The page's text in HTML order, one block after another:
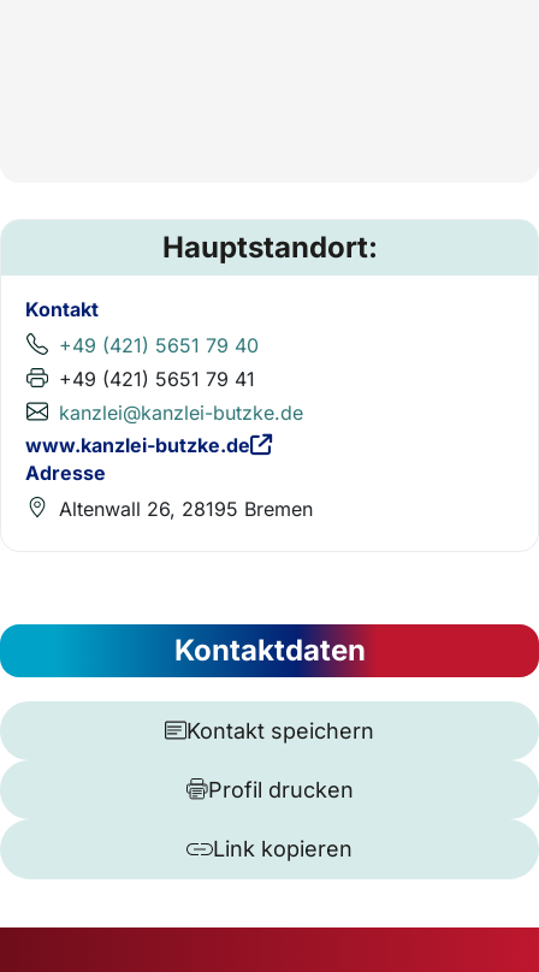
Hauptstandort:
Kontakt
+49 (421) 5651 79 40
+49 (421) 5651 79 41
kanzlei@kanzlei-butzke.de
www.kanzlei-butzke.de
Adresse
Altenwall 26, 28195 Bremen
Kontaktdaten
Kontakt speichern
Profil drucken
Link kopieren